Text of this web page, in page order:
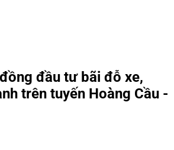
đầu tư bãi đỗ xe,
trên tuyến Hoàng Cầu -